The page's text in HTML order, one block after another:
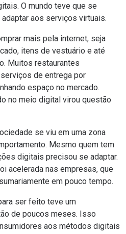
O mundo teve que se
aos serviços virtuais.
mais pela internet, seja
itens de vestuário e até
Muitos restaurantes
de entrega por
espaço no mercado.
no meio digital virou questão
se viu em uma zona
Mesmo quem tem
digitais precisou se adaptar.
acelerada nas empresas, que
em pouco tempo.
ser feito teve um
de poucos meses. Isso
aos métodos digitais